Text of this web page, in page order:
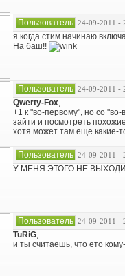
Пользователь 24-09-2011 -
я когда стим начинаю
На баш!!
Пользователь 24-09-2011 -
Qwerty-Fox,
+1 к "во-первому", но со
зайти и посмотреть
хотя может там еще какие-
Пользователь 24-09-2011 -
У МЕНЯ ЭТОГО НЕ
Пользователь 24-09-2011 -
TuRiG,
и ты считаешь, что ето